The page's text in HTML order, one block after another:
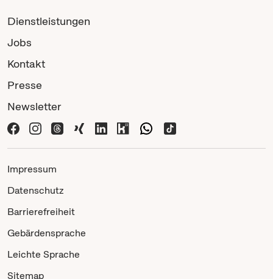
Dienstleistungen
Jobs
Kontakt
Presse
Newsletter
Impressum
Datenschutz
Barrierefreiheit
Gebärdensprache
Leichte Sprache
Sitemap